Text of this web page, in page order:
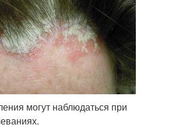
могут наблюдаться при